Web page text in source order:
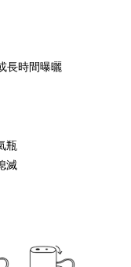
長時間曝曬
瓶
滅